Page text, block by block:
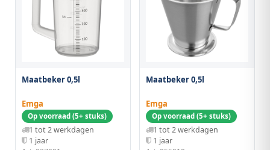
Maatbeker 0,5l
Emga
Op voorraad (5+ stuks)
1 tot 2 werkdagen
1 jaar
Maatbeker 0,5l
Emga
Op voorraad (5+ stuks)
1 tot 2 werkdagen
1 jaar